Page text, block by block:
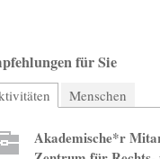
für Sie
(aktiver Reiter)
Menschen
Akademische*r